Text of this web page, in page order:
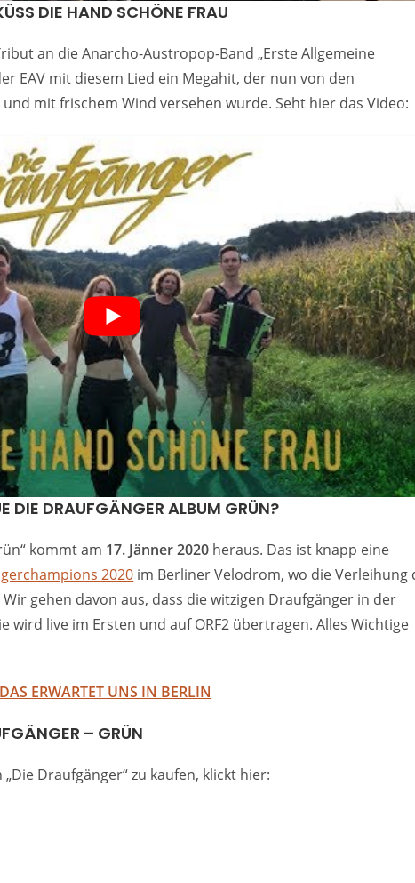
DIE HAND SCHÖNE FRAU
an die Anarcho-Austropop-Band „Erste Allgemeine
EAV mit diesem Lied ein Megahit, der nun von den
mit frischem Wind versehen wurde. Seht hier das Video:
DIE DRAUFGÄNGER ALBUM GRÜN?
kommt am 17. Jänner 2020 heraus. Das ist knapp eine
2020 im Berliner Velodrom, wo die Verleihung
gehen davon aus, dass die witzigen Draufgänger in der
wird live im Ersten und auf ORF2 übertragen. Alles Wichtige
ERWARTET UNS IN BERLIN
– GRÜN
Draufgänger“ zu kaufen, klickt hier: